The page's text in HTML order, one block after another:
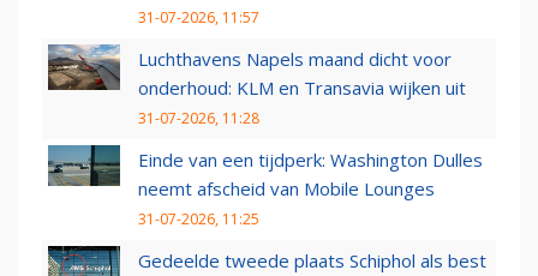
31-07-2026, 11:57
Luchthavens Napels maand dicht voor
onderhoud: KLM en Transavia wijken uit
31-07-2026, 11:28
Einde van een tijdperk: Washington Dulles
neemt afscheid van Mobile Lounges
31-07-2026, 11:25
Gedeelde tweede plaats Schiphol als best